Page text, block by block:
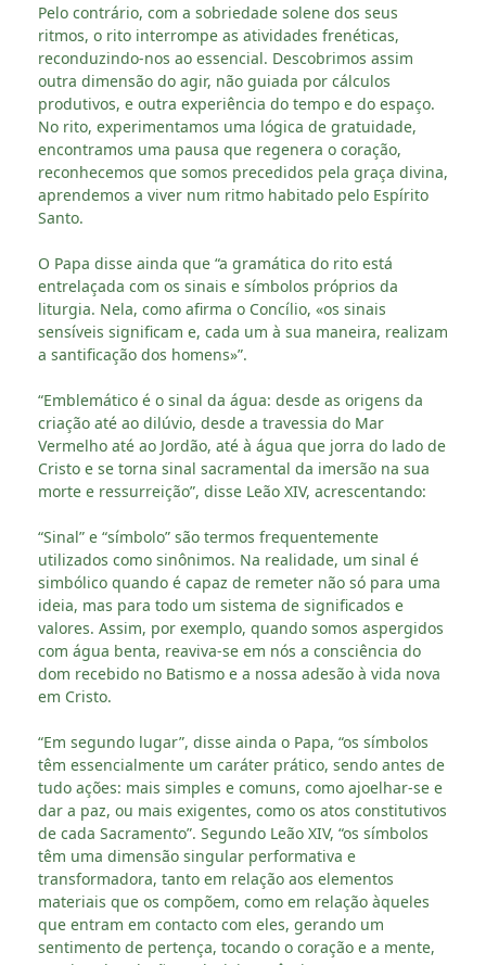
Pelo contrário, com a sobriedade solene dos seus
ritmos, o rito interrompe as atividades frenéticas,
reconduzindo-nos ao essencial. Descobrimos assim
outra dimensão do agir, não guiada por cálculos
produtivos, e outra experiência do tempo e do espaço.
No rito, experimentamos uma lógica de gratuidade,
encontramos uma pausa que regenera o coração,
reconhecemos que somos precedidos pela graça divina,
aprendemos a viver num ritmo habitado pelo Espírito
Santo.
O Papa disse ainda que “a gramática do rito está
entrelaçada com os sinais e símbolos próprios da
liturgia. Nela, como afirma o Concílio, «os sinais
sensíveis significam e, cada um à sua maneira, realizam
a santificação dos homens»”.
“Emblemático é o sinal da água: desde as origens da
criação até ao dilúvio, desde a travessia do Mar
Vermelho até ao Jordão, até à água que jorra do lado de
Cristo e se torna sinal sacramental da imersão na sua
morte e ressurreição”, disse Leão XIV, acrescentando:
“Sinal” e “símbolo” são termos frequentemente
utilizados como sinônimos. Na realidade, um sinal é
simbólico quando é capaz de remeter não só para uma
ideia, mas para todo um sistema de significados e
valores. Assim, por exemplo, quando somos aspergidos
com água benta, reaviva-se em nós a consciência do
dom recebido no Batismo e a nossa adesão à vida nova
em Cristo.
“Em segundo lugar”, disse ainda o Papa, “os símbolos
têm essencialmente um caráter prático, sendo antes de
tudo ações: mais simples e comuns, como ajoelhar-se e
dar a paz, ou mais exigentes, como os atos constitutivos
de cada Sacramento”. Segundo Leão XIV, “os símbolos
têm uma dimensão singular performativa e
transformadora, tanto em relação aos elementos
materiais que os compõem, como em relação àqueles
que entram em contacto com eles, gerando um
sentimento de pertença, tocando o coração e a mente,